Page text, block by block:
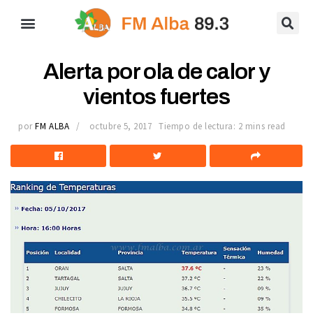
Alerta por ola de calor y
vientos fuertes
por FM ALBA octubre 5, 2017 Tiempo de lectura: 2 mins read